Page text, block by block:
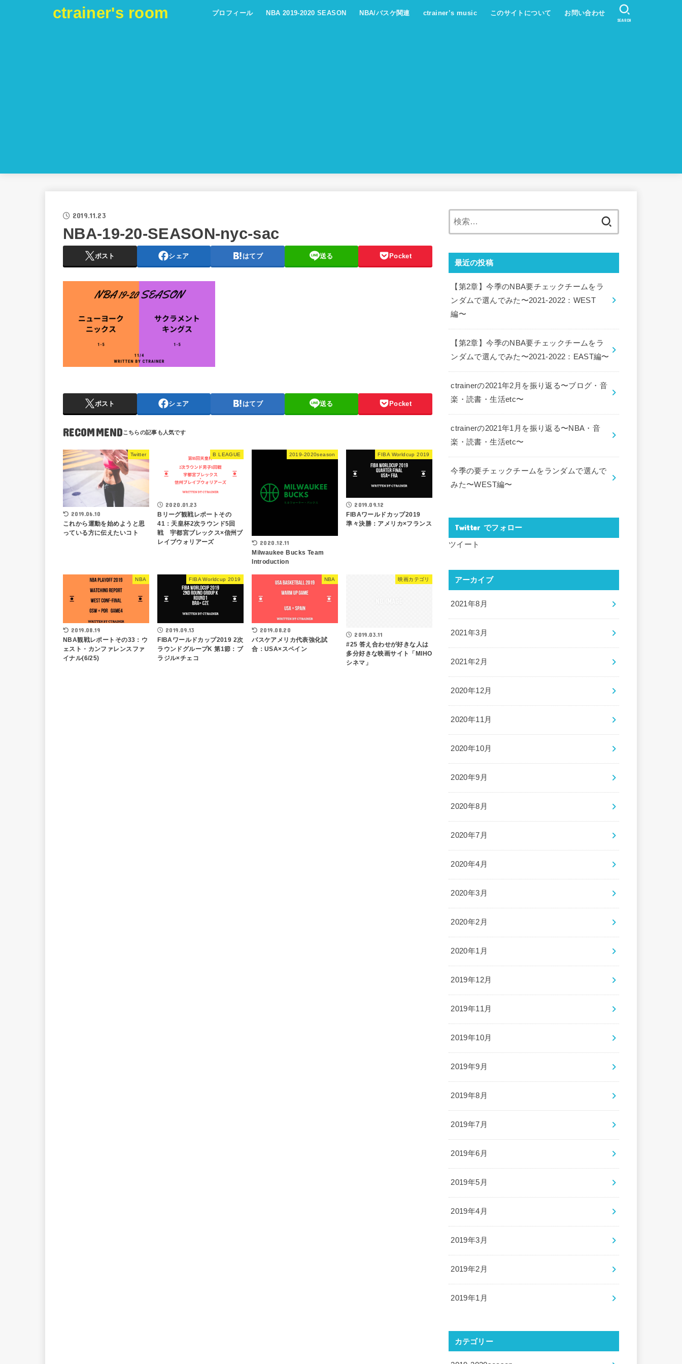
ctrainer's room プロフィール NBA 2019-2020 SEASON NBA/バスケ関連 ctrainer’s music このサイトについて お問い合わせ
SEARCH
2019.11.23
NBA-19-20-SEASON-nyc-sac
ポスト シェア はてブ 送る Pocket
ポスト シェア はてブ 送る Pocket
RECOMMEND
Twitter
2019.06.10
これから運動を始めようと思
っている方に伝えたいコト
B LEAGUE
2020.01.23
Bリーグ観戦レポートその
41：天皇杯2次ラウンド5回
戦 宇都宮ブレックス×信州ブ
レイブウォリアーズ
2019-2020season
2020.12.11
Milwaukee Bucks Team
Introduction
FIBA Worldcup 2019
2019.09.12
FIBAワールドカップ2019
準々決勝：アメリカ×フランス
NBA
2019.08.19
NBA観戦レポートその33：ウ
ェスト・カンファレンスファ
イナル(6/25)
FIBA Worldcup 2019
2019.09.13
FIBAワールドカップ2019 2次
ラウンドグループK 第1節：ブ
ラジル×チェコ
NBA
2019.08.20
バスケアメリカ代表強化試
合：USA×スペイン
映画カテゴリ
2019.03.11
#25 答え合わせが好きな人は
多分好きな映画サイト「MIHO
シネマ」
最近の投稿
【第2章】今季のNBA要チェックチームをラ
ンダムで選んでみた〜2021-2022：WEST
編〜
【第2章】今季のNBA要チェックチームをラ
ンダムで選んでみた〜2021-2022：EAST編〜
ctrainerの2021年2月を振り返る〜ブログ・音
楽・読書・生活etc〜
ctrainerの2021年1月を振り返る〜NBA・音
楽・読書・生活etc〜
今季の要チェックチームをランダムで選んで
みた〜WEST編〜
Twitter でフォロー
ツイート
アーカイブ
2021年8月
2021年3月
2021年2月
2020年12月
2020年11月
2020年10月
2020年9月
2020年8月
2020年7月
2020年4月
2020年3月
2020年2月
2020年1月
2019年12月
2019年11月
2019年10月
2019年9月
2019年8月
2019年7月
2019年6月
2019年5月
2019年4月
2019年3月
2019年2月
2019年1月
カテゴリー